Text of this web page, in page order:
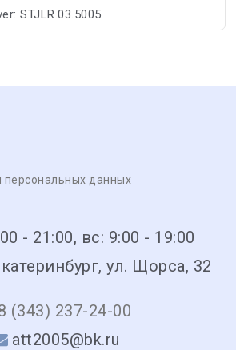
STJLR.03.5005
персональных данных
- 21:00, вс: 9:00 - 19:00
ул. Щорса, 32
(343) 237-24-00
att2005@bk.ru